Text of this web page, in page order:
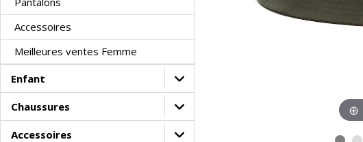
Accessoires
Meilleures ventes Femme
Enfant
Chaussures
Accessoires